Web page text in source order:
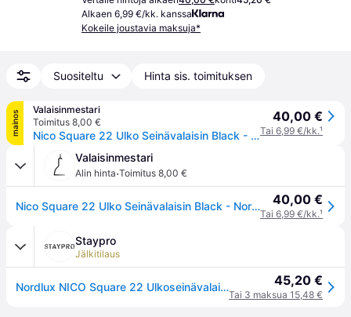
Alkaen 6,99 €/kk. kanssa
Kokeile joustavia maksuja*
Suositeltu Hinta sis. toimituksen
mainos
Valaisinmestari
Toimitus 8,00 €
Nico Square 22 Ulko Seinävalaisin Black - Nordlux - Terassi - Alumiini
40,00 €
Tai 6,99 €/kk.¹
Valaisinmestari
Alin hinta·Toimitus 8,00 €
Nico Square 22 Ulko Seinävalaisin Black - Nordlux - Terassi - Alumiini 40,00 €
Tai 6,99 €/kk.¹
Staypro
Jälkitilaus
Nordlux NICO Square 22 Ulkoseinävalaisin Musta, Valaistus 45,20 €
Tai 3 maksua 15,48 €